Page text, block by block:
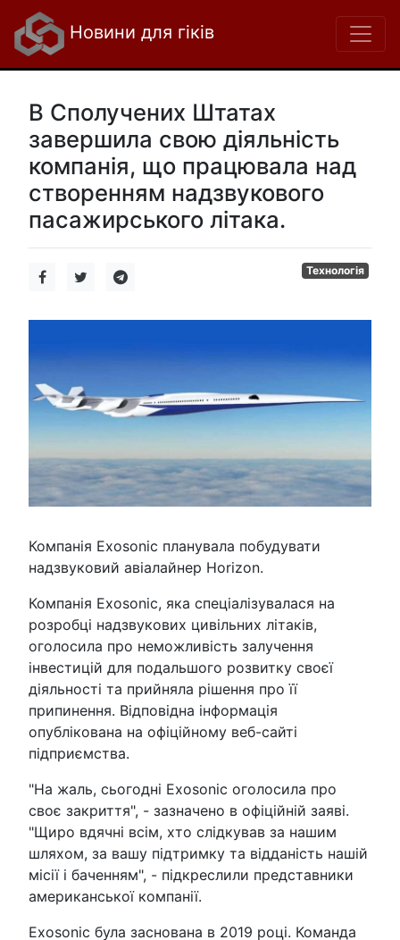
Новини для гіків
В Сполучених Штатах
завершила свою діяльність
компанія, що працювала над
створенням надзвукового
пасажирського літака.
Технологія
Компанія Exosonic планувала побудувати
надзвуковий авіалайнер Horizon.
Компанія Exosonic, яка спеціалізувалася на
розробці надзвукових цивільних літаків,
оголосила про неможливість залучення
інвестицій для подальшого розвитку своєї
діяльності та прийняла рішення про її
припинення. Відповідна інформація
опублікована на офіційному веб-сайті
підприємства.
"На жаль, сьогодні Exosonic оголосила про
своє закриття", - зазначено в офіційній заяві.
"Щиро вдячні всім, хто слідкував за нашим
шляхом, за вашу підтримку та відданість нашій
місії і баченням", - підкреслили представники
американської компанії.
Exosonic була заснована в 2019 році. Команда